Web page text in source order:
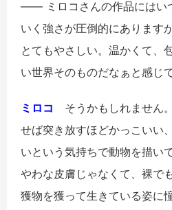
―― ミロコさんの作品にはい
いく強さが圧倒的にあります
とてもやさしい。温かくて、
い世界そのものだなぁと感じ
ミロコ そうかもしれません
せば突き放すほどかっこいい
いという気持ちで動物を描い
やわな皮膚じゃなくて、裸で
獲物を獲って生きている姿に